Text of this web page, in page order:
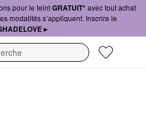
pour le teintGRATUIT*avec tout achat
modalités s’appliquent. Inscrire le
▸